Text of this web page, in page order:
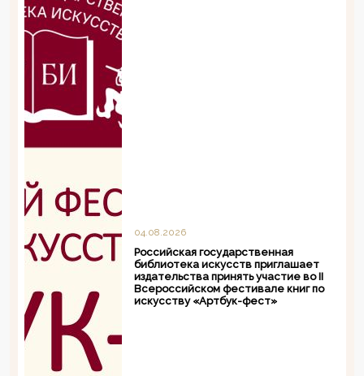
04.08.2026
Российская государственная
библиотека искусств приглашает
издательства принять участие во II
Всероссийском фестивале книг по
искусству «Артбук-фест»